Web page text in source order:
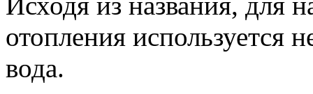
отопления используется
вода.